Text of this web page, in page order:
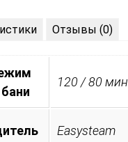
Отзывы (0)
120 / 80 мин.
Easysteam